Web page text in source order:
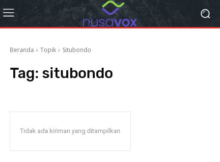
Beranda Topik Situbondo
Tag: situbondo
Tidak ada kiriman yang ditampilkan